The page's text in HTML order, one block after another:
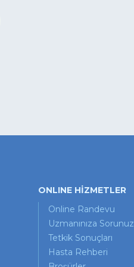
ONLINE HİZMETLER
Online Randevu
Uzmanınıza Sorunuz
Tetkik Sonuçları
Hasta Rehberi